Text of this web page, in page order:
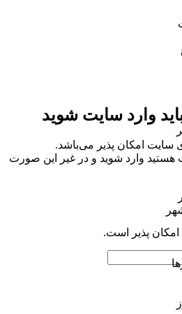
وارد سایت شوید
سایت امکان پذیر می‌باشد.
وارد شوید و در غیر این صورت
امکان پذیر است.